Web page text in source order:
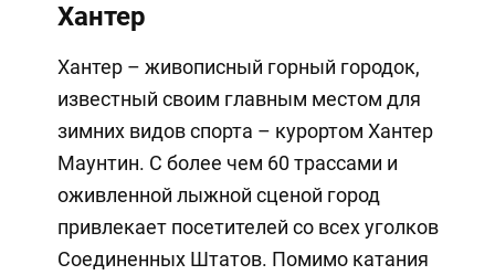
Хантер
Хантер – живописный горный городок,
известный своим главным местом для
зимних видов спорта – курортом Хантер
Маунтин. С более чем 60 трассами и
оживленной лыжной сценой город
привлекает посетителей со всех уголков
Соединенных Штатов. Помимо катания